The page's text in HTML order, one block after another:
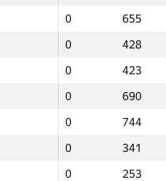
0
655
0
428
0
423
0
690
0
744
0
341
0
253
0
655
0
428
0
423
0
690
0
744
0
341
0
253